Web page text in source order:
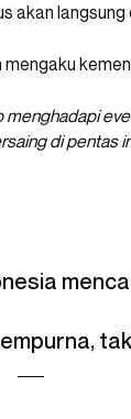
akan
di pentas